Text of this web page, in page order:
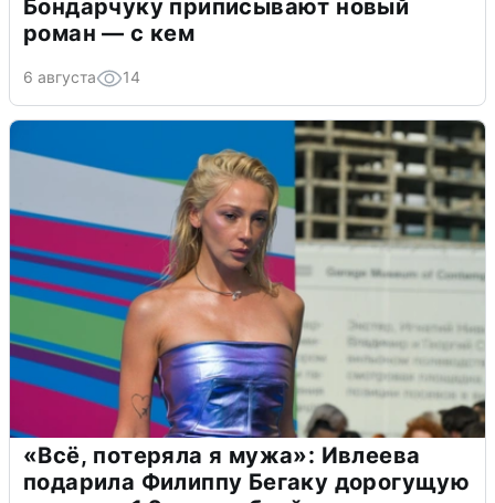
Бондарчуку приписывают новый
роман — с кем
6 августа 14
«Всё, потеряла я мужа»: Ивлеева
подарила Филиппу Бегаку дорогущую